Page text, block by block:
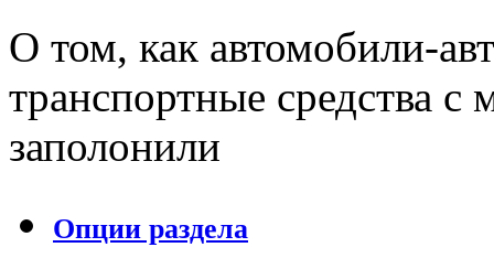
О том, как автомобили-
транспортные средства с
заполонили
Опции раздела